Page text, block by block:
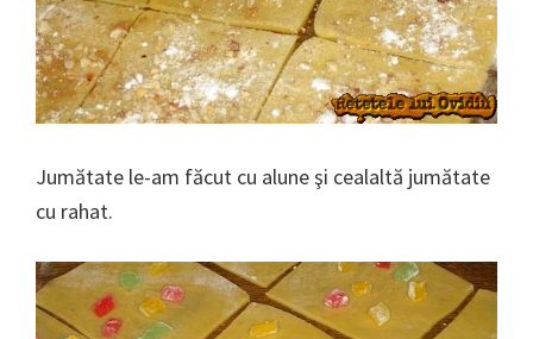
Jumătate le-am făcut cu alune şi cealaltă jumătate
cu rahat.